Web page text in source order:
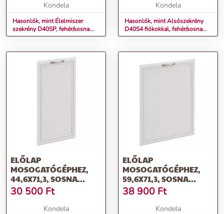
Kondela
Hasonlók, mint Élelmiszer
szekrény D40SP, fehér/sosna
Andersen, bal, SICILIA
Kondela
Hasonlók, mint Alsószekrény
D40S4 fiókokkal, fehér/sosna
Andersen, SICILIA
ELŐLAP
MOSOGATÓGÉPHEZ,
44,6X71,3, SOSNA
ANDERSEN, SICILIA
30 500 Ft
Kondela
ELŐLAP
MOSOGATÓGÉPHEZ,
59,6X71,3, SOSNA
ANDERSEN, SICILIA
38 900 Ft
Kondela